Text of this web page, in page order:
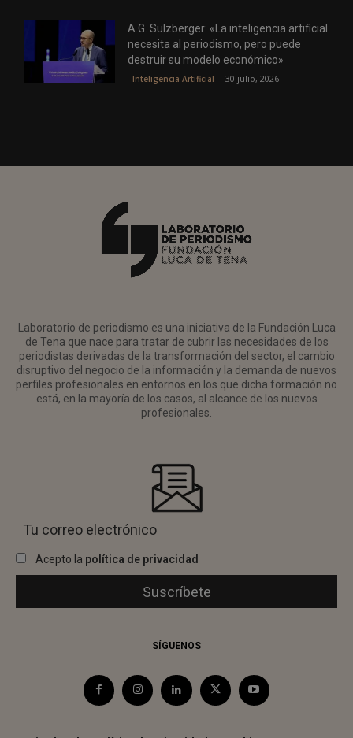
A.G. Sulzberger: «La inteligencia artificial
necesita al periodismo, pero puede
destruir su modelo económico»
Inteligencia Artificial 30 julio, 2026
Laboratorio de periodismo es una iniciativa de la Fundación Luca
de Tena que nace para tratar de cubrir las necesidades de los
periodistas derivadas de la transformación del sector, el cambio
disruptivo del negocio de la información y la demanda de nuevos
perfiles profesionales en entornos en los que dicha formación no
está, en la mayoría de los casos, al alcance de los nuevos
profesionales.
Acepto la política de privacidad
SÍGUENOS